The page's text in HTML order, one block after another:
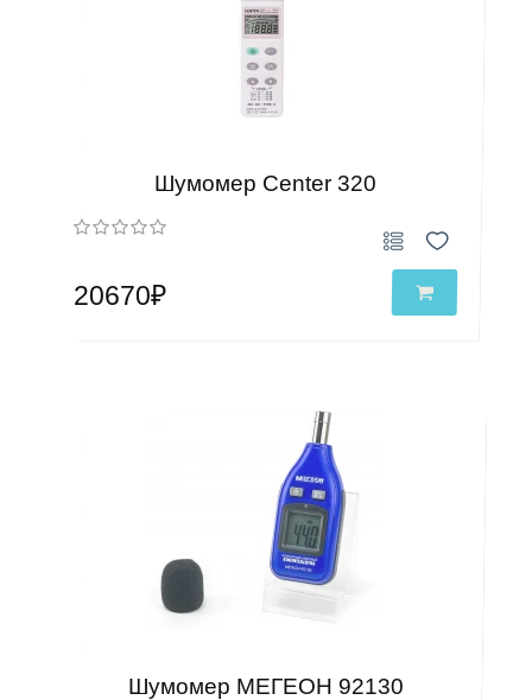
Шумомер Center 320
20670₽
Шумомер МЕГЕОН 92130